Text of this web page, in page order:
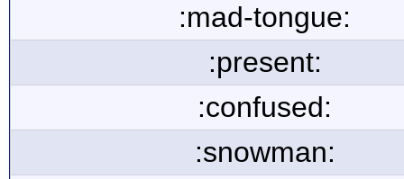
:mad-tongue:
:present:
:confused:
:snowman: